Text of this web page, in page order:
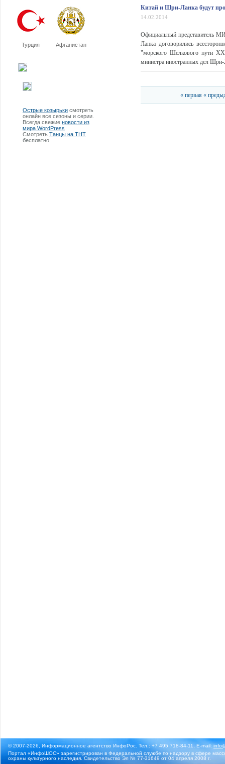
Турция Афганистан
Острые козырьки смотреть
онлайн все сезоны и серии.
Всегда свежие новости из
мира WordPress
Смотреть Танцы на ТНТ
бесплатно
Китай и Шри-Ланка будут
14.02.2014
Официальный представитель
Ланка договорились
"морского Шелкового пути
министра иностранных дел
« первая «
© 2007-2026, Информационное агентство ИнфоРос. Тел.: +7 495 718-84-11, E-mail:
Портал «ИнфоШОС» зарегистрирован в Федеральной службе по надзору в сфере
охраны культурного наследия. Свидетельство Эл № 77-31649 от 04 апреля 2008 г.